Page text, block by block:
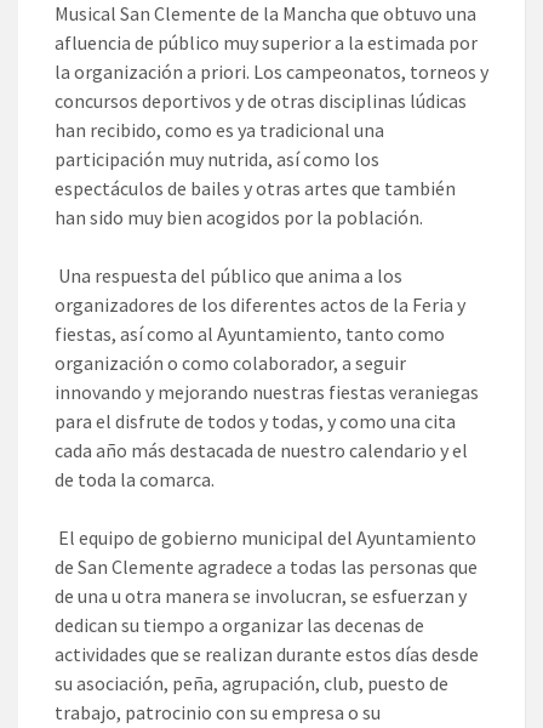
Musical San Clemente de la Mancha que obtuvo una
afluencia de público muy superior a la estimada por
la organización a priori. Los campeonatos, torneos y
concursos deportivos y de otras disciplinas lúdicas
han recibido, como es ya tradicional una
participación muy nutrida, así como los
espectáculos de bailes y otras artes que también
han sido muy bien acogidos por la población.
Una respuesta del público que anima a los
organizadores de los diferentes actos de la Feria y
fiestas, así como al Ayuntamiento, tanto como
organización o como colaborador, a seguir
innovando y mejorando nuestras fiestas veraniegas
para el disfrute de todos y todas, y como una cita
cada año más destacada de nuestro calendario y el
de toda la comarca.
El equipo de gobierno municipal del Ayuntamiento
de San Clemente agradece a todas las personas que
de una u otra manera se involucran, se esfuerzan y
dedican su tiempo a organizar las decenas de
actividades que se realizan durante estos días desde
su asociación, peña, agrupación, club, puesto de
trabajo, patrocinio con su empresa o su